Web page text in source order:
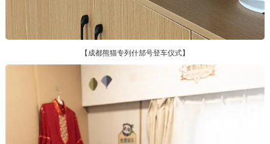
【成都熊猫专列什邡号登车仪式】